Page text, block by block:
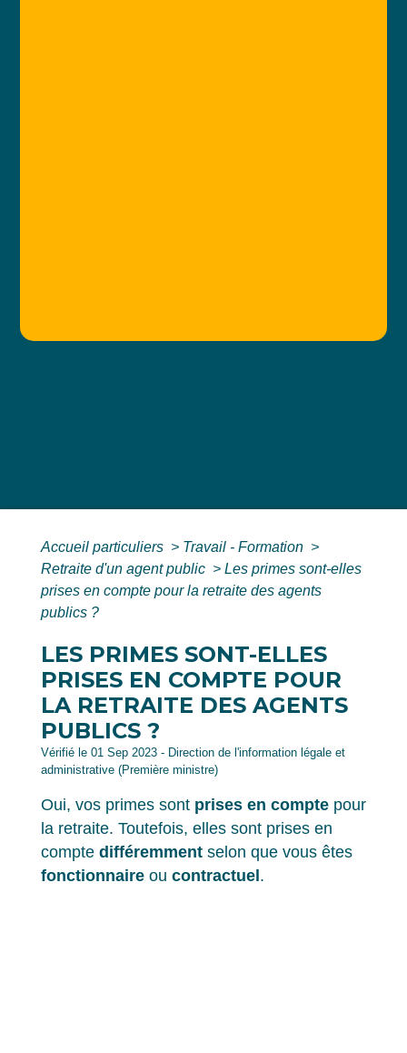
Accueil particuliers > Travail - Formation >
Retraite d'un agent public > Les primes sont-elles
prises en compte pour la retraite des agents
publics ?
LES PRIMES SONT-ELLES
PRISES EN COMPTE POUR
LA RETRAITE DES AGENTS
PUBLICS ?
Vérifié le 01 Sep 2023 - Direction de l'information légale et
administrative (Première ministre)
Oui, vos primes sont prises en compte pour
la retraite. Toutefois, elles sont prises en
compte différemment selon que vous êtes
fonctionnaire ou contractuel .